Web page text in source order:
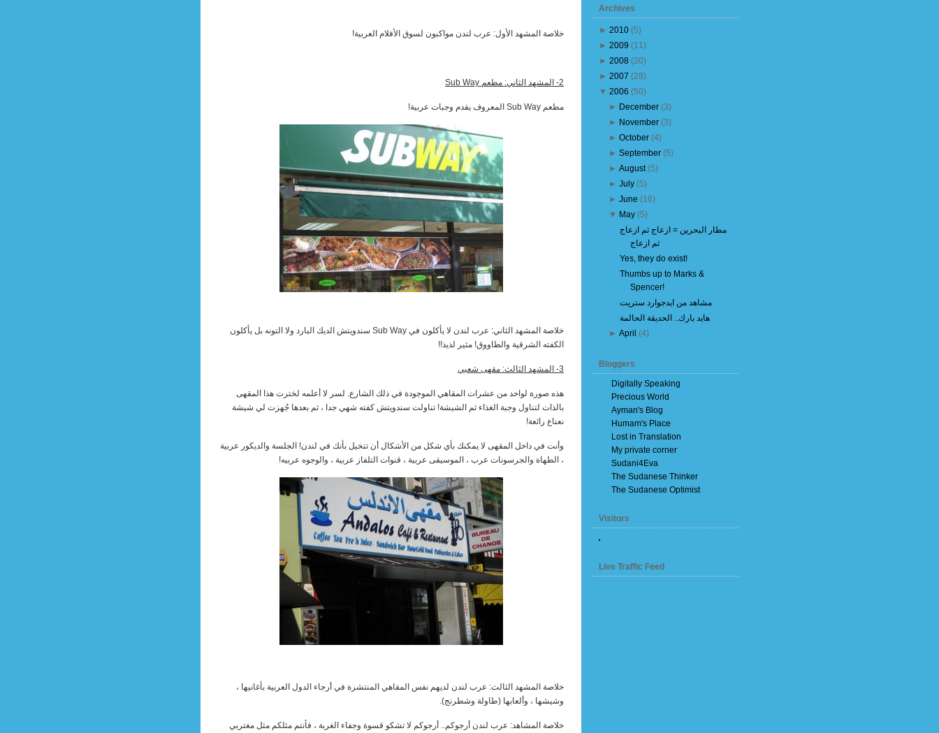
خلاصة المشهد الأول: عرب لندن مواكبون لسوق الأفلام العربية!
2- المشهد الثاني: مطعم Sub Way
مطعم Sub Way المعروف يقدم وجبات عربية!
خلاصة المشهد الثاني: عرب لندن لا يأكلون في Sub Way سندويتش الديك البارد ولا التونه بل يأكلون
الكفته الشرقية والطاووق! مثير لذيذ!!
3- المشهد الثالث: مقهى شعبي
هذه صورة لواحد من عشرات المقاهي الموجودة في ذلك الشارع. لسر لا أعلمه لخترت هذا المقهى
بالذات لتناول وجبة الغذاء ثم الشيشة! تناولت سندويتش كفته شهي جدا ، ثم بعدها جُهزت لي شيشة
نعناع رائعة!
وأنت في داخل المقهى لا يمكنك بأي شكل من الأشكال أن تتخيل بأنك في لندن! الجلسة والديكور عربية
، الطهاة والجرسونات عرب ، الموسيقى عربية ، قنوات التلفاز عربية ، والوجوه عربيه!
خلاصة المشهد الثالث: عرب لندن لديهم نفس المقاهي المنتشرة في أرجاء الدول العربية بأغانيها ،
وشيشها ، وألعابها (طاولة وشطرنج).
خلاصة المشاهد: عرب لندن أرجوكم.. أرجوكم لا تشكو قسوة وجفاء الغربة ، فأنتم مثلكم مثل مغتربي
Archives
► 2010 (5)
► 2009 (11)
► 2008 (20)
► 2007 (28)
▼ 2006 (50)
► December (3)
► November (3)
►October (4)
►September (5)
►August(5)
►July (5)
►June (16)
▼ May (5)
مطار البحرين = ازعاج ثم ازعاج
ثم ازعاج
Yes, they do exist!
Thumbs up to Marks &
Spencer!
مشاهد من ايدجوارد ستريت
هايد بارك.. الحديقة الحالمة
►April (4)
Bloggers
Digitally Speaking
Precious World
Ayman's Blog
Humam's Place
Lost in Translation
My private corner
Sudani4Eva
The Sudanese Thinker
The Sudanese Optimist
Visitors
Live Traffic Feed